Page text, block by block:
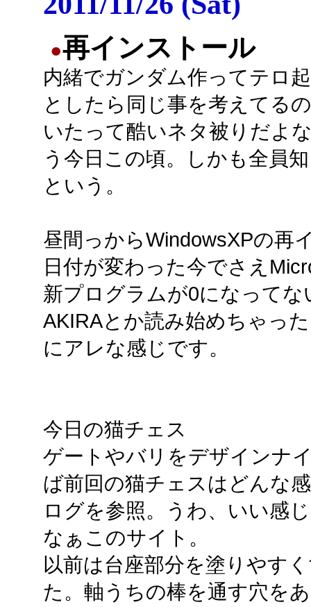
●再インストール
内緒でガンダム作ってテロ
としたら同じ事を考えてる
いたって酷いネタ被りだよ
う今日この頃。しかも全員
という。
昼間っからWindowsXPの再
日付が変わった今でさえ
新プログラムが0になって
AKIRAとか読み始めちゃっ
にアレな感じです。
今日の猫チェス
ゲートやバリをデザインナ
ば前回の猫チェスはどんな
ログを参照。うわ、いい感
なぁこのサイト。
以前は台座部分を塗りやす
た。軸うちの棒を通す穴を